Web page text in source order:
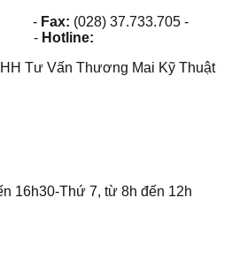
- Fax: (028) 37.733.705 -
- Hotline:
Tư Vấn Thương Mai Kỹ Thuật
16h30-Thứ 7, từ 8h đến 12h